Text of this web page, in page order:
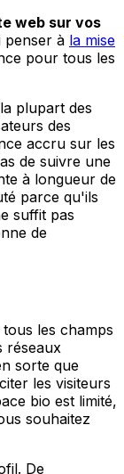
web sur vos
penser à la mise
pour tous les
plupart des
des
accru sur les
de suivre une
à longueur de
parce qu'ils
suffit pas
de
les champs
réseaux
sorte que
les visiteurs
bio est limité,
souhaitez
De